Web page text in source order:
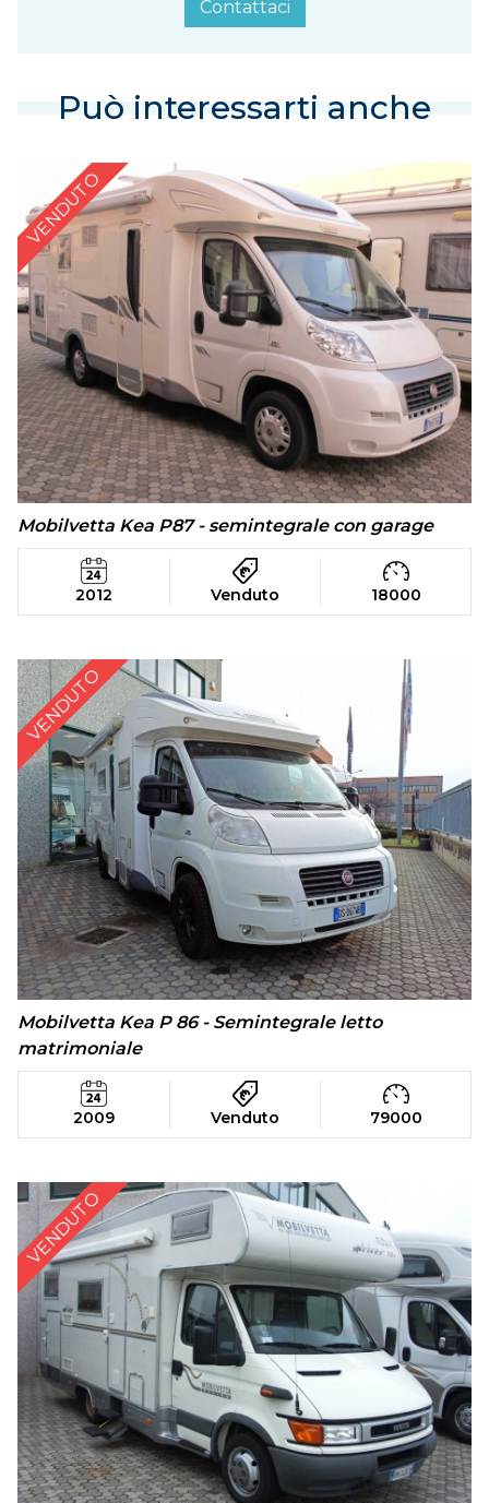
Contattaci
Può interessarti anche
VENDUTO
Mobilvetta Kea P87 - semintegrale con garage
2012 Venduto 18000
VENDUTO
Mobilvetta Kea P 86 - Semintegrale letto
matrimoniale
2009 Venduto 79000
VENDUTO